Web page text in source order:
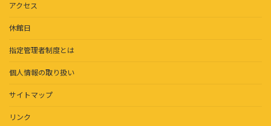
アクセス
休館日
指定管理者制度とは
個人情報の取り扱い
サイトマップ
リンク